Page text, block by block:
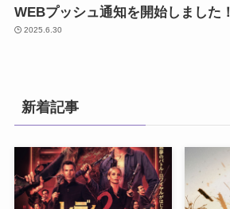
WEBプッシュ通知を開始しました！
2025.6.30
新着記事